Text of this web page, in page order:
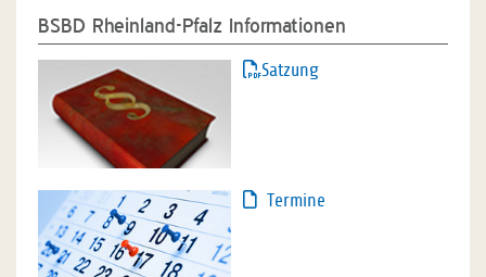
BSBD Rheinland-Pfalz Informationen
Satzung
Termine